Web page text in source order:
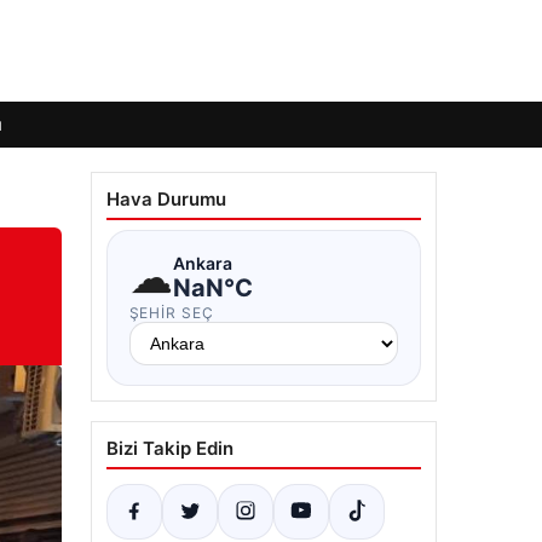
Hava Durumu
☁Ankara
NaN°C
ŞEHIR SEÇ
Bizi Takip Edin